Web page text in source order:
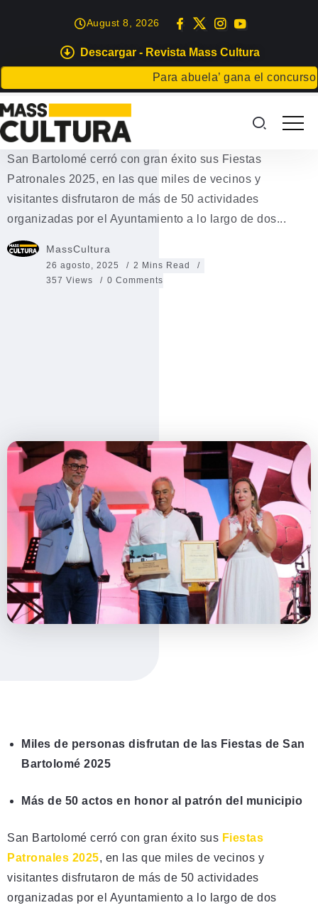
Descargar - Revista Mass Cultura
Para abuela’ gana el concurso
August 8, 2026
EVENTOS
San Bartolomé celebra con éxito
sus Fiestas 2025
San Bartolomé cerró con gran éxito sus Fiestas
Patronales 2025, en las que miles de vecinos y
visitantes disfrutaron de más de 50 actividades
organizadas por el Ayuntamiento a lo largo de dos...
MassCultura
26 agosto, 2025
2 Mins Read
357 Views
0 Comments
Miles de personas disfrutan de las Fiestas de San
Bartolomé 2025
Más de 50 actos en honor al patrón del municipio
San Bartolomé cerró con gran éxito sus Fiestas
Patronales 2025, en las que miles de vecinos y
visitantes disfrutaron de más de 50 actividades
organizadas por el Ayuntamiento a lo largo de dos